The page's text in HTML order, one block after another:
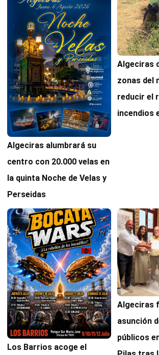
Algeciras alumbrará su
centro con 20.000 velas en
la quinta Noche de Velas y
Perseidas
Algeciras
zonas del
reducir el
incendios
Los Barrios acoge el
Algeciras
asunción
públicos